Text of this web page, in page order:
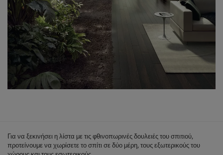
Για να ξεκινήσει η λίστα με τις φθινοπωρινές δουλειές του σπιτιού,
προτείνουμε να χωρίσετε το σπίτι σε δύο μέρη, τους εξωτερικούς του